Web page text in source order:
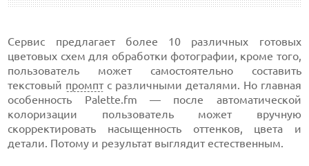
Сервис предлагает более 10 различных готовых
цветовых схем для обработки фотографии, кроме того,
пользователь может самостоятельно составить
текстовый промптс различными деталями. Но главная
особенность Palette.fm — после автоматической
колоризации пользователь может вручную
скорректировать насыщенность оттенков, цвета и
детали. Потому и результат выглядит естественным.